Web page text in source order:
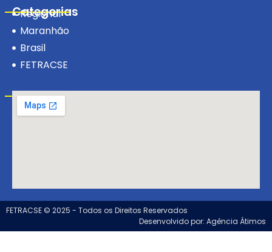
Categorias
Regional
Maranhão
Brasil
FETRACSE
Visite-nos!
FETRACSE © 2025 - Todos os Direitos Reservados
Desenvolvido por: Agência Átimos